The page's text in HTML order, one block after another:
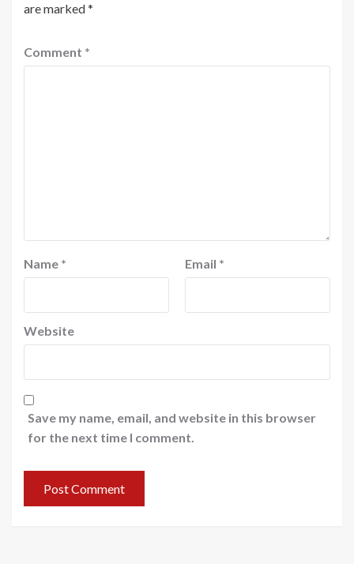
are marked*
Comment *
Name * Email *
Website
Save my name, email, and website in this browser
for the next time I comment.